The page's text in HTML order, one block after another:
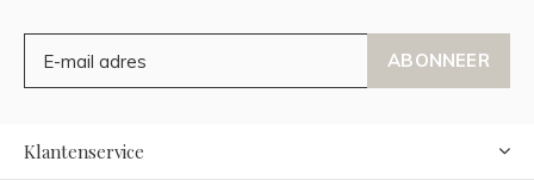
ABONNEER
Klantenservice